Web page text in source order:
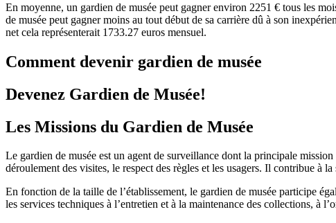
En moyenne, un gardien de musée peut gagner environ 2251 € tous les
de musée peut gagner moins au tout début de sa carrière dû à son
net cela représenterait 1733.27 euros mensuel.
Comment devenir gardien de musée
Devenez Gardien de Musée!
Les Missions du Gardien de Musée
Le gardien de musée est un agent de surveillance dont la principale
déroulement des visites, le respect des règles et les usagers. Il contribue à
En fonction de la taille de l’établissement, le gardien de musée participe
les services techniques à l’entretien et à la maintenance des collections, à